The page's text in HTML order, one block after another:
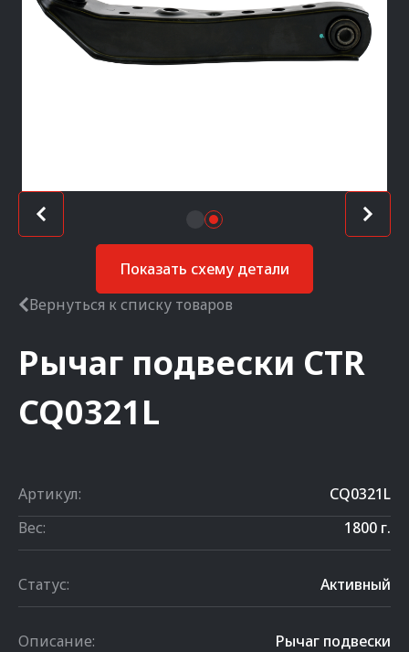
Показать схему детали
Вернуться к списку товаров
Рычаг подвески CTR
CQ0321L
Артикул:
CQ0321L
Вес:
1800 г.
Статус: Активный
Описание: Рычаг подвески